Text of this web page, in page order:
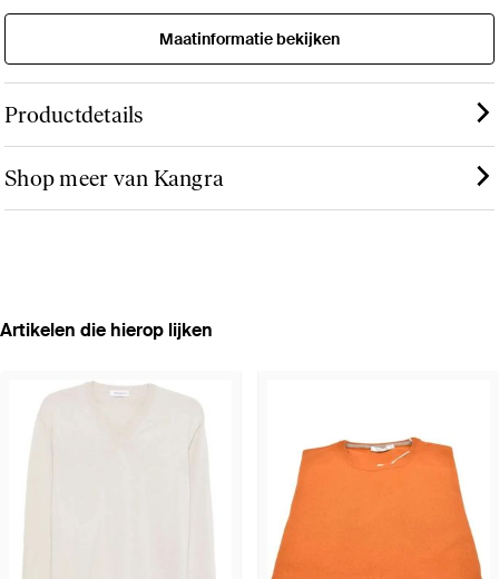
Maatinformatie bekijken
Productdetails
Shop meer van Kangra
Artikelen die hierop lijken